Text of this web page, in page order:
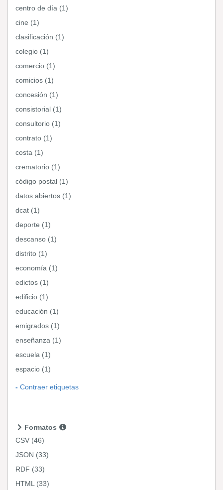
centro de día (1)
cine (1)
clasificación (1)
colegio (1)
comercio (1)
comicios (1)
concesión (1)
consistorial (1)
consultorio (1)
contrato (1)
costa (1)
crematorio (1)
código postal (1)
datos abiertos (1)
dcat (1)
deporte (1)
descanso (1)
distrito (1)
economía (1)
edictos (1)
edificio (1)
educación (1)
emigrados (1)
enseñanza (1)
escuela (1)
espacio (1)
Contraer etiquetas
Formatos
CSV (46)
JSON (33)
RDF (33)
HTML (33)